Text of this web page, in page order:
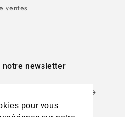
pour vous
ventes
notre newsletter